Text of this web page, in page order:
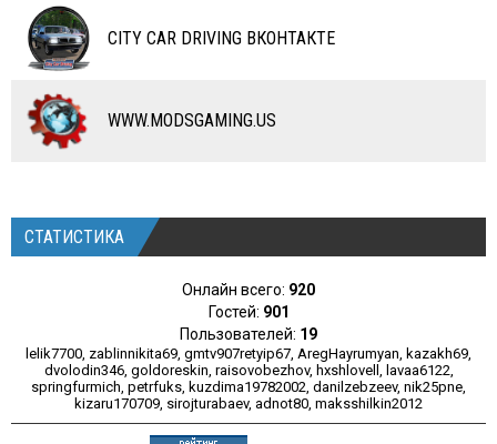
ЧИТЫ
ПРОГРАММЫ
РАЗНОЕ
CITY CAR DRIVING ВКОНТАКТЕ
WWW.MODSGAMING.US
СТАТИСТИКА
Онлайн всего: 920
Гостей: 901
Пользователей: 19
lelik7700, zablinnikita69, gmtv907retyip67, AregHayrumyan, kazakh69,
dvolodin346, goldoreskin, raisovobezhov, hxshlovell , lavaa6122,
springfurmich, petrfuks, kuzdima19782002, danilzebzeev, nik25pne,
kizaru170709, sirojturabaev, adnot80, maksshilkin2012